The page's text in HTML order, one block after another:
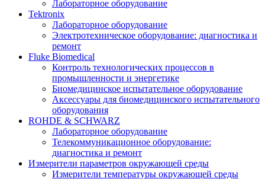
Лабораторное оборудование
Tektronix
Лабораторное оборудование
Электротехническое оборудование: диагностика и
ремонт
Fluke Biomedical
Контроль технологических процессов в
промышленности и энергетике
Биомедицинское испытательное оборудование
Аксессуары для биомедицинского испытательного
оборудования
ROHDE & SCHWARZ
Лабораторное оборудование
Телекоммуникационное оборудование:
диагностика и ремонт
Измерители параметров окружающей среды
Измерители температуры окружающей среды